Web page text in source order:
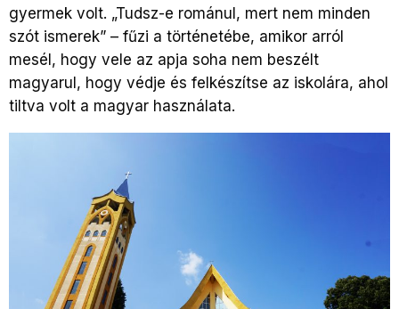
gyermek volt. „Tudsz-e románul, mert nem minden
szót ismerek” – fűzi a történetébe, amikor arról
mesél, hogy vele az apja soha nem beszélt
magyarul, hogy védje és felkészítse az iskolára, ahol
tiltva volt a magyar használata.